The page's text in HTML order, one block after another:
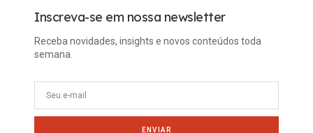
Inscreva-se em nossa newsletter
Receba novidades, insights e novos conteúdos toda
semana.
ENVIAR